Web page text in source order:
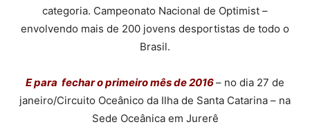
categoria. Campeonato Nacional de Optimist –
envolvendo mais de 200 jovens desportistas de todo o
Brasil.
E para fechar o primeiro mês de 2016– no dia 27 de
janeiro/Circuito Oceânico da Ilha de Santa Catarina – na
Sede Oceânica em Jurerê